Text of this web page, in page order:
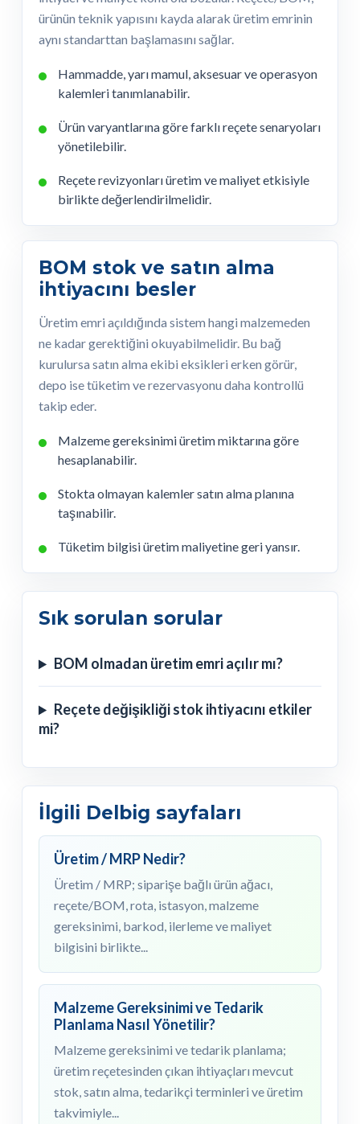
ürünün teknik yapısını kayda alarak üretim emrinin
aynı standarttan başlamasını sağlar.
Hammadde, yarı mamul, aksesuar ve operasyon
kalemleri tanımlanabilir.
Ürün varyantlarına göre farklı reçete senaryoları
yönetilebilir.
Reçete revizyonları üretim ve maliyet etkisiyle
birlikte değerlendirilmelidir.
BOM stok ve satın alma
ihtiyacını besler
Üretim emri açıldığında sistem hangi malzemeden
ne kadar gerektiğini okuyabilmelidir. Bu bağ
kurulursa satın alma ekibi eksikleri erken görür,
depo ise tüketim ve rezervasyonu daha kontrollü
takip eder.
Malzeme gereksinimi üretim miktarına göre
hesaplanabilir.
Stokta olmayan kalemler satın alma planına
taşınabilir.
Tüketim bilgisi üretim maliyetine geri yansır.
Sık sorulan sorular
BOM olmadan üretim emri açılır mı?
Reçete değişikliği stok ihtiyacını etkiler
mi?
İlgili Delbig sayfaları
Üretim / MRP Nedir?
Üretim / MRP; siparişe bağlı ürün ağacı,
reçete/BOM, rota, istasyon, malzeme
gereksinimi, barkod, ilerleme ve maliyet
bilgisini birlikte...
Malzeme Gereksinimi ve Tedarik
Planlama Nasıl Yönetilir?
Malzeme gereksinimi ve tedarik planlama;
üretim reçetesinden çıkan ihtiyaçları mevcut
stok, satın alma, tedarikçi terminleri ve üretim
takvimiyle...